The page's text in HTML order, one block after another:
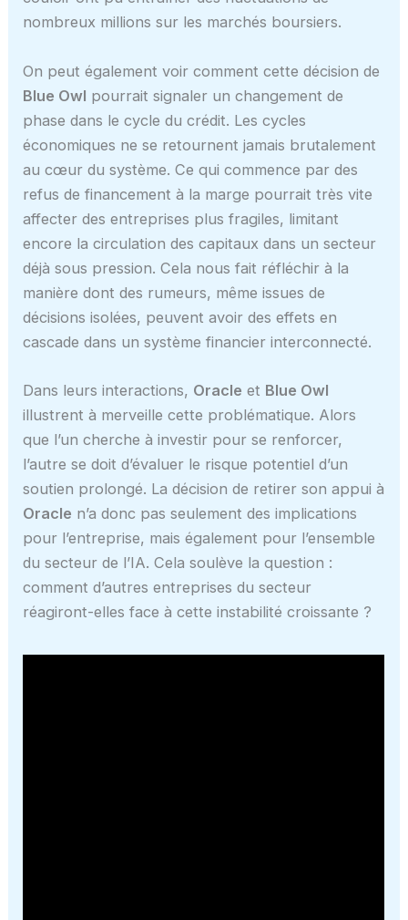
nombreux millions sur les marchés boursiers.
On peut également voir comment cette décision de
Blue Owl pourrait signaler un changement de
phase dans le cycle du crédit. Les cycles
économiques ne se retournent jamais brutalement
au cœur du système. Ce qui commence par des
refus de financement à la marge pourrait très vite
affecter des entreprises plus fragiles, limitant
encore la circulation des capitaux dans un secteur
déjà sous pression. Cela nous fait réfléchir à la
manière dont des rumeurs, même issues de
décisions isolées, peuvent avoir des effets en
cascade dans un système financier interconnecté.
Dans leurs interactions, Oracle et Blue Owl
illustrent à merveille cette problématique. Alors
que l’un cherche à investir pour se renforcer,
l’autre se doit d’évaluer le risque potentiel d’un
soutien prolongé. La décision de retirer son appui à
Oracle n’a donc pas seulement des implications
pour l’entreprise, mais également pour l’ensemble
du secteur de l’IA. Cela soulève la question :
comment d’autres entreprises du secteur
réagiront-elles face à cette instabilité croissante ?